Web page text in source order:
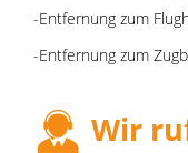
-Entfernung zum
-Entfernung zum
Wir